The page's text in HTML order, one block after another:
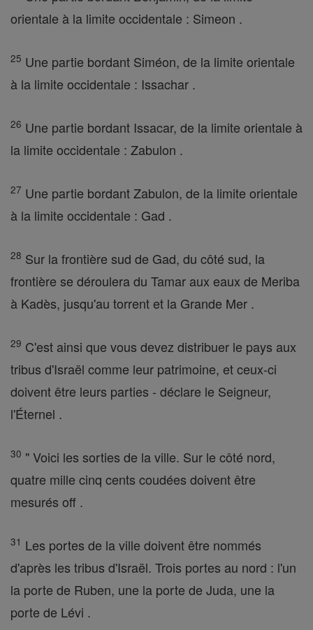
orientale à la limite occidentale : Simeon .
25 Une partie bordant Siméon, de la limite orientale
à la limite occidentale : Issachar .
26 Une partie bordant Issacar, de la limite orientale à
la limite occidentale : Zabulon .
27 Une partie bordant Zabulon, de la limite orientale
à la limite occidentale : Gad .
28 Sur la frontière sud de Gad, du côté sud, la
frontière se déroulera du Tamar aux eaux de Meriba
à Kadès, jusqu'au torrent et la Grande Mer .
29 C'est ainsi que vous devez distribuer le pays aux
tribus d'Israël comme leur patrimoine, et ceux-ci
doivent être leurs parties - déclare le Seigneur,
l'Éternel .
30 " Voici les sorties de la ville. Sur le côté nord,
quatre mille cinq cents coudées doivent être
mesurés off .
31 Les portes de la ville doivent être nommés
d'après les tribus d'Israël. Trois portes au nord : l'un
la porte de Ruben, une la porte de Juda, une la
porte de Lévi .